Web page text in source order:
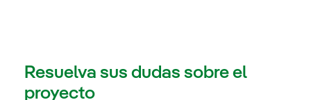
Resuelva sus dudas sobre el
proyecto